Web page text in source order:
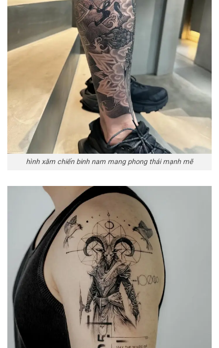
hình xăm chiến binh nam mang phong thái mạnh mẽ